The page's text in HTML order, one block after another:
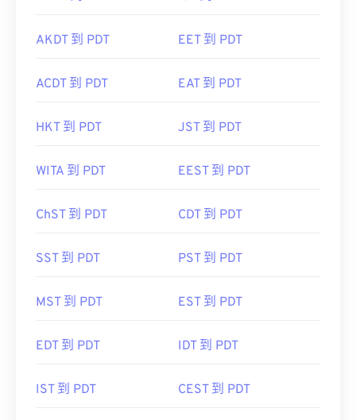
AKDT 到 PDT EET 到 PDT
ACDT 到 PDT EAT 到 PDT
HKT 到 PDT JST 到 PDT
WITA 到 PDT EEST 到 PDT
ChST 到 PDT CDT 到 PDT
SST 到 PDT PST 到 PDT
MST 到 PDT EST 到 PDT
EDT 到 PDT IDT 到 PDT
IST 到 PDT CEST 到 PDT